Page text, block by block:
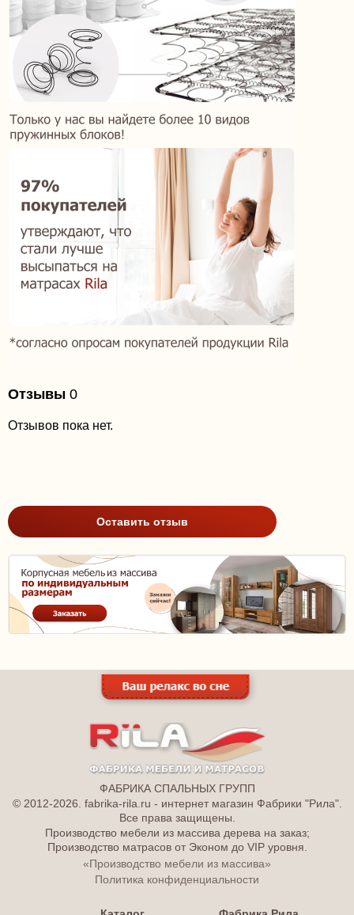
Отзывы 0
Отзывов пока нет.
Оставить отзыв
ФАБРИКА СПАЛЬНЫХ ГРУПП
© 2012-2026. fabrika-rila.ru - интернет магазин Фабрики "Рила".
Все права защищены.
Производство мебели из массива дерева на заказ;
Производство матрасов от Эконом до VIP уровня.
«Производство мебели из массива»
Политика конфиденциальности